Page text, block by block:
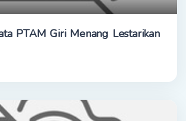
PTAM Giri Menang Lestarikan